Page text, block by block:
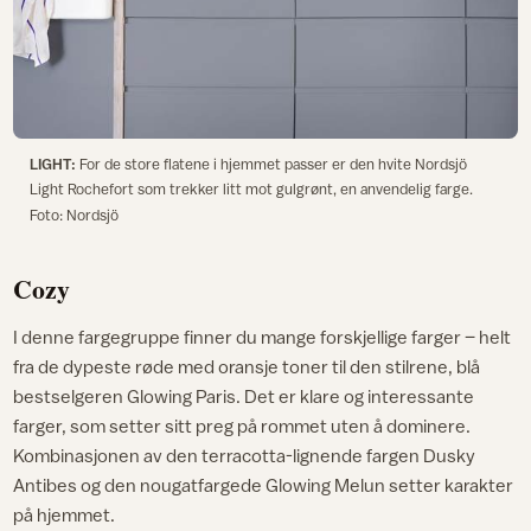
LIGHT: For de store flatene i hjemmet passer er den hvite Nordsjö
Light Rochefort som trekker litt mot gulgrønt, en anvendelig farge.
Foto: Nordsjö
Cozy
I denne fargegruppe finner du mange forskjellige farger – helt
fra de dypeste røde med oransje toner til den stilrene, blå
bestselgeren Glowing Paris. Det er klare og interessante
farger, som setter sitt preg på rommet uten å dominere.
Kombinasjonen av den terracotta-lignende fargen Dusky
Antibes og den nougatfargede Glowing Melun setter karakter
på hjemmet.